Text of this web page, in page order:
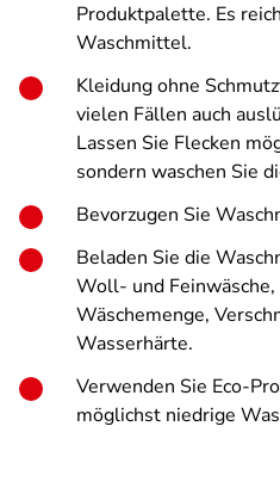
Produktpalette. Es
Waschmittel.
Kleidung ohne
vielen Fällen auch
Lassen Sie Flecken
sondern waschen Sie
Bevorzugen Sie
Beladen Sie die
Woll- und Feinwäsche,
Wäschemenge,
Wasserhärte.
Verwenden Sie Eco-
möglichst niedrige